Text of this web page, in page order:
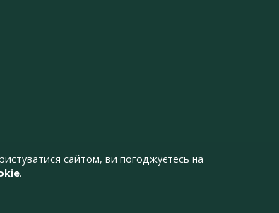
сайтом, ви погоджуєтесь на
.